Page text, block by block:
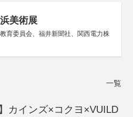
美術展
育委員会、福井新聞社、関西電力株
一覧
カインズ×コクヨ×VUILD